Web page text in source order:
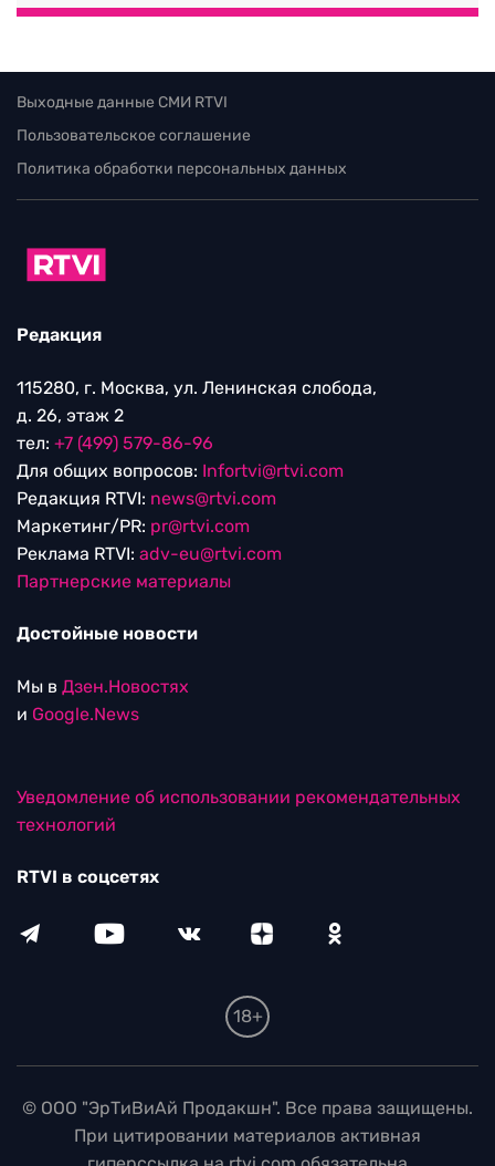
Выходные данные СМИ RTVI
Пользовательское соглашение
Политика обработки персональных данных
Редакция
115280, г. Москва, ул. Ленинская слобода,
д. 26, этаж 2
тел: +7 (499) 579-86-96
Для общих вопросов: Infortvi@rtvi.com
Редакция RTVI: news@rtvi.com
Маркетинг/PR: pr@rtvi.com
Реклама RTVI: adv-eu@rtvi.com
Партнерские материалы
Достойные новости
Мы в Дзен.Новостях
и Google.News
Уведомление об использовании рекомендательных
технологий
RTVI в соцсетях
18+
© ООО "ЭрТиВиАй Продакшн". Все права защищены.
При цитировании материалов активная